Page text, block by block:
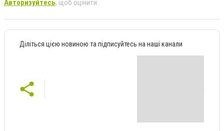
Авторизуйтесь, щоб оцінити
Діліться цією новиною та підписуйтесь на наші канали